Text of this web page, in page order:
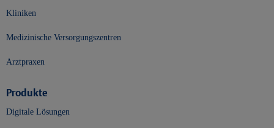
Kliniken
Medizinische Versorgungszentren
Arztpraxen
Produkte
Digitale Lösungen